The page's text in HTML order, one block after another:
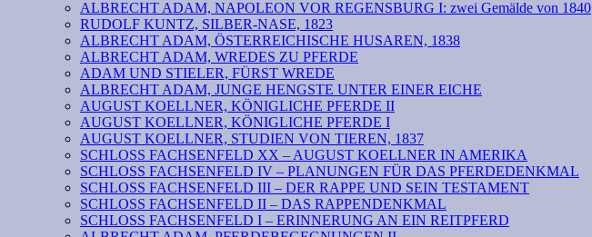
ALBRECHT ADAM, NAPOLEON VOR REGENSBURG I: zwei Gemälde von 1840
RUDOLF KUNTZ, SILBER-NASE, 1823
ALBRECHT ADAM, ÖSTERREICHISCHE HUSAREN, 1838
ALBRECHT ADAM, WREDES ZU PFERDE
ADAM UND STIELER, FÜRST WREDE
ALBRECHT ADAM, JUNGE HENGSTE UNTER EINER EICHE
AUGUST KOELLNER, KÖNIGLICHE PFERDE II
AUGUST KOELLNER, KÖNIGLICHE PFERDE I
AUGUST KOELLNER, STUDIEN VON TIEREN, 1837
SCHLOSS FACHSENFELD XX – AUGUST KOELLNER IN AMERIKA
SCHLOSS FACHSENFELD IV – PLANUNGEN FÜR DAS PFERDEDENKMAL
SCHLOSS FACHSENFELD III – DER RAPPE UND SEIN TESTAMENT
SCHLOSS FACHSENFELD II – DAS RAPPENDENKMAL
SCHLOSS FACHSENFELD I – ERINNERUNG AN EIN REITPFERD